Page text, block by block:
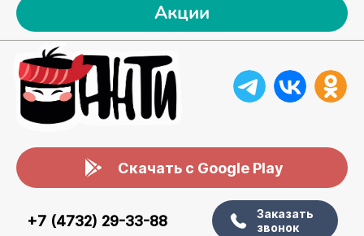
Акции
Скачать с Google Play
+7 (4732) 29-33-88
Заказать
звонок